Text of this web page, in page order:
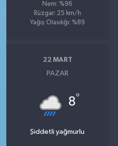
Nem: %96
Rüzgar: 25 km/h
Yağış Olasılığı: %89
22 MART
PAZAR
8°
Şiddetli yağmurlu